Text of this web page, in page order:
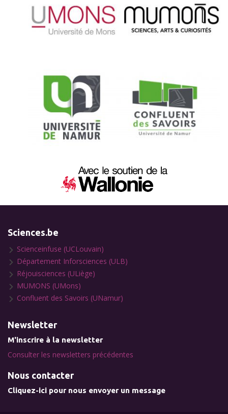
Sciences.be
Scienceinfuse (UCLouvain)
Département Inforsciences (ULB)
Réjouisciences (ULiège)
MUMONS (UMons)
Confluent des Savoirs (UNamur)
Newsletter
M'inscrire à la newsletter
Consulter les newsletters précédentes
Nous contacter
Cliquez-ici pour nous envoyer un message